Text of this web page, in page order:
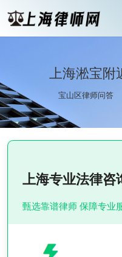
上海淞宝
宝山区律师问答
上海专业法律咨
甄选靠谱律师 保障专业